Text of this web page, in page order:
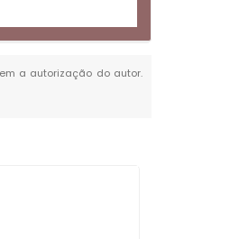
a autorização do autor.